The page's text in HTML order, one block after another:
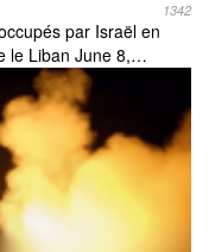
1342
par Israël en
le Liban June 8,…